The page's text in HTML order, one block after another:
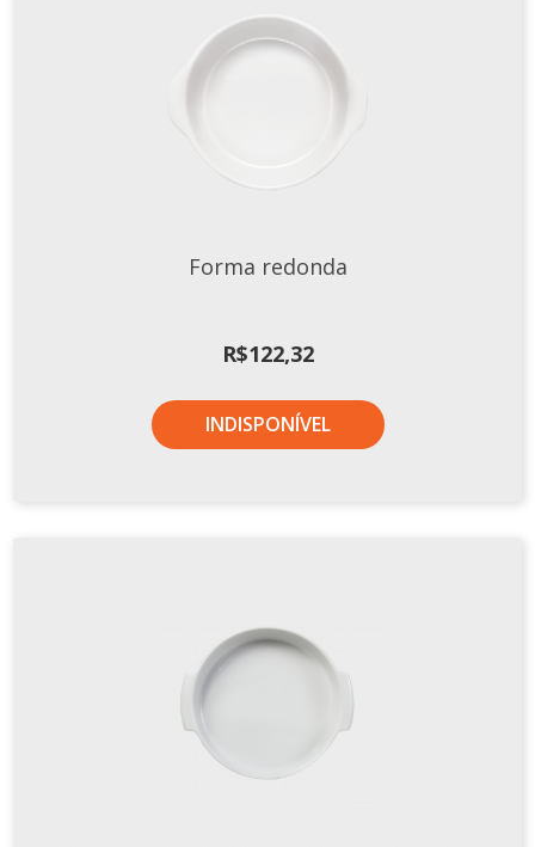
Forma redonda
R$122,32
INDISPONÍVEL